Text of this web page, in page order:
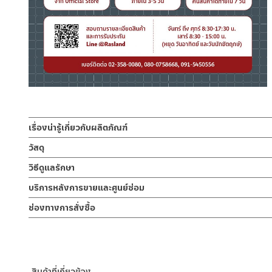
เรื่องน่ารู้เกี่ยวกับผลิตภัณฑ์
ชั้นวางของ หิ้งวางของ แบบชั้นเดียว เข้ามุม ขนาด 22.8 x 22.8
สมัย
ชั้นวางของ หิ้งวางของ ที่เก็บของในห้องน้ำ แบบชั้นเดียว ติดตั้งแบบ
ชุบสีโครเมี่ยม ทนทานแข็งแรง ต้านการกัดกร่อนสูง และไม่ขึ้นสนิม ช่
รู้สึก ร่วมสมัย
วัสดุ
ชั้นวางของ
ผลิตจากสแตนเลสเกรด 304 ชุบสีโครเมี่ยม
วิธีดูแลรักษา
คำแนะนำในการดูแลรักษาผลิตภัณฑ์
1. ไม่ทำสินค้าให้เกิดความเสียหายอื่น ๆ นอกจากการใช้งานปกติ เช่นไ
2. ทำความสะอาดสินค้าโดยการใช้ผ้านุ่มๆชุบน้ำหมาดๆแล้วเช็ดให้แห้ง
3. ห้ามใช้สารเคมีที่มีฤทธิ์เป็นกรด ในการทำความสะอาด เนื่องจากผิวข
บริการหลังการขายและศูนย์ซ่อม
ช่องทางออนไลน์
– Email: contact@charnpaiboon.com
ช่องทางการสั่งซื้อ
– Shopee